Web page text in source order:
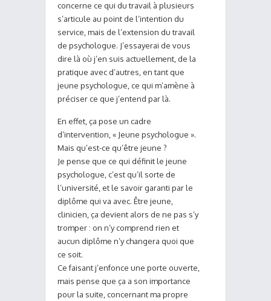
concerne ce qui du travail à plusieurs
s’articule au point de l’intention du
service, mais de l’extension du travail
de psychologue. J’essayerai de vous
dire là où j’en suis actuellement, de la
pratique avec d’autres, en tant que
jeune psychologue, ce qui m’amène à
préciser ce que j’entend par là.
En effet, ça pose un cadre
d’intervention, « Jeune psychologue ».
Mais qu’est-ce qu’être jeune ?
Je pense que ce qui définit le jeune
psychologue, c’est qu’il sorte de
l’université, et le savoir garanti par le
diplôme qui va avec. Être jeune,
clinicien, ça devient alors de ne pas s’y
tromper : on n’y comprend rien et
aucun diplôme n’y changera quoi que
ce soit.
Ce faisant j’enfonce une porte ouverte,
mais pense que ça a son importance
pour la suite, concernant ma propre